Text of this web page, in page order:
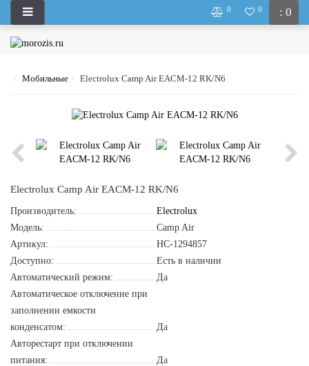
: 0
0 0
Мобильные Electrolux Camp Air EACM-12 RK/N6
Electrolux Camp Air EACM-12 RK/N6
Производитель:
Electrolux
Модель:
Camp Air
Артикул:
НС-1294857
Доступно:
Есть в наличии
Автоматический режим:
Да
Автоматическое отключение при
заполнении емкости
конденсатом:
Да
Авторестарт при отключении
питания:
Да